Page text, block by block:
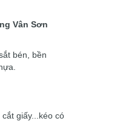
Vân Sơn
bén, bền
giấy...kéo có